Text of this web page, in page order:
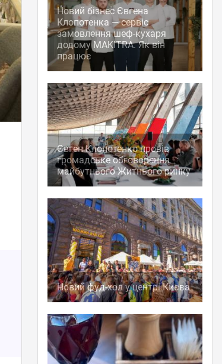
Новий бізнес Євгена
Клопотенка — сервіс
замовлення шеф-кухаря
додому MAKITRA. Як він
працює
Євген Клопотенко провів
громадське обговорення
майбутнього Житнього ринку
Новий фуд-хол у центрі Києва